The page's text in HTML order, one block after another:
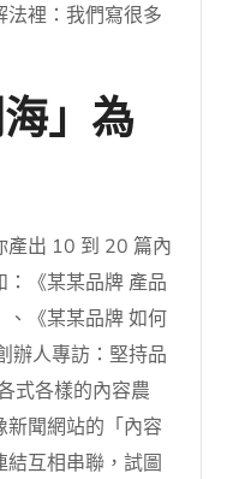
法裡：我們寫很多
」為
產出 10 到 20 篇內
《某某品牌 產品
、《某某品牌 如何
辦人專訪：堅持品
式各樣的內容農
聞網站的「內容
結互相串聯，試圖